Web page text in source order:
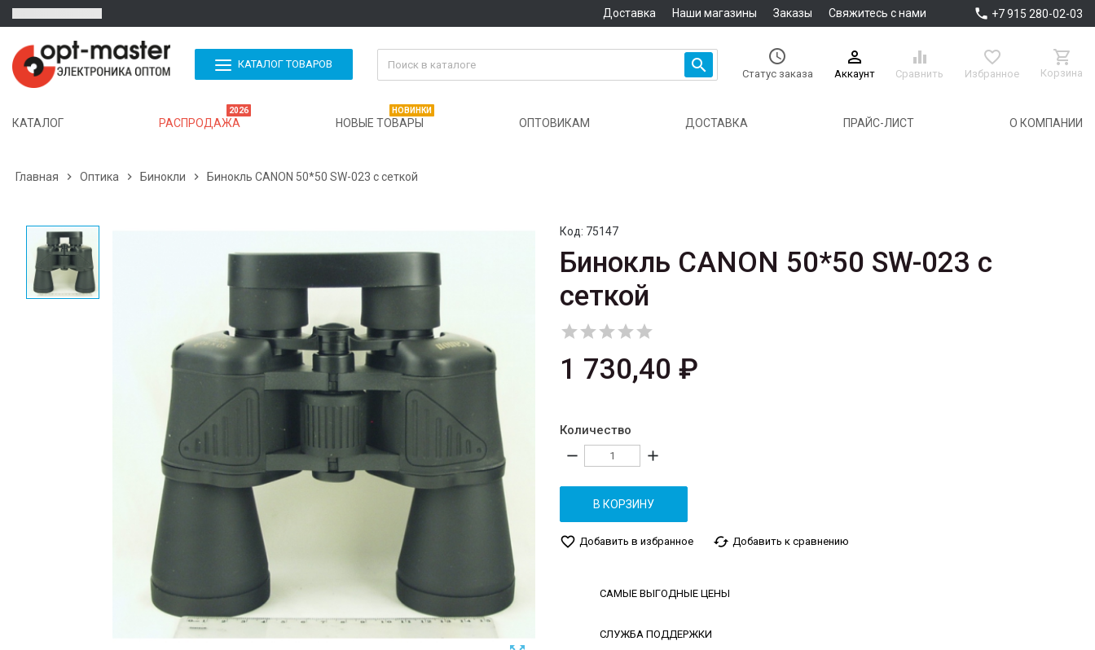
Доставка Наши магазины Заказы Свяжитесь с нами  +7 915 280-02-03
КАТАЛОГ ТОВАРОВ  
Статус заказа

Аккаунт

Сравнить

Избранное

Корзина
КАТАЛОГ РАСПРОДАЖА
2026
НОВЫЕ ТОВАРЫ
НОВИНКИ
ОПТОВИКАМ ДОСТАВКА ПРАЙС-ЛИСТ О КОМПАНИИ
Главная  Оптика  Бинокли  Бинокль CANON 50*50 SW-023 с сеткой
Код: 75147
Бинокль CANON 50*50 SW-023 с
сеткой

1 730,40 ₽
Количество
remove add
В КОРЗИНУ
favorite_border Добавить в избранное cached Добавить к сравнению
САМЫЕ ВЫГОДНЫЕ ЦЕНЫ
СЛУЖБА ПОДДЕРЖКИ